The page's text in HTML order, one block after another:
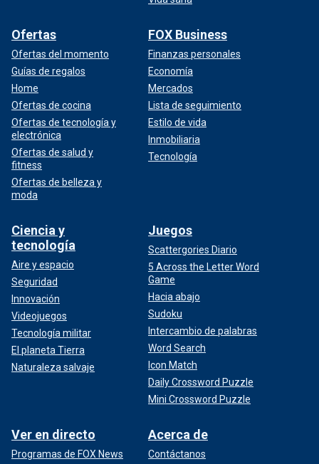
Ofertas
Ofertas del momento
Guías de regalos
Home
Ofertas de cocina
Ofertas de tecnología y
electrónica
Ofertas de salud y
fitness
Ofertas de belleza y
moda
FOX Business
Finanzas personales
Economía
Mercados
Lista de seguimiento
Estilo de vida
Inmobiliaria
Tecnología
Ciencia y
tecnología
Aire y espacio
Seguridad
Innovación
Videojuegos
Tecnología militar
El planeta Tierra
Naturaleza salvaje
Juegos
Scattergories Diario
5 Across the Letter Word
Game
Hacia abajo
Sudoku
Intercambio de palabras
Word Search
Icon Match
Daily Crossword Puzzle
Mini Crossword Puzzle
Ver en directo
Programas de FOX News
Acerca de
Contáctanos